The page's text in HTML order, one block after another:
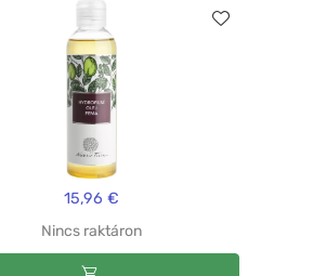
15,96 €
Nincs raktáron